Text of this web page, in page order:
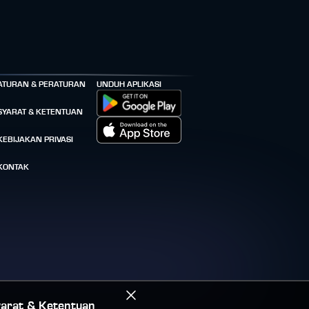
& Ketentuan
& PERATURAN
& KETENTUAN
PRIVASI
UNDUH APLIKASI